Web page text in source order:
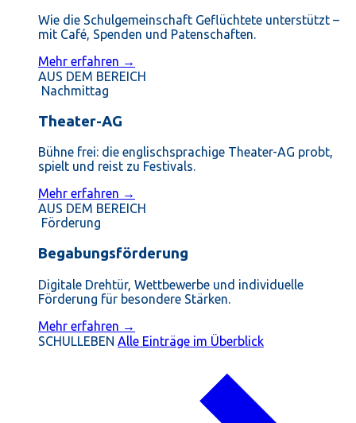
Wie die Schulgemeinschaft Geflüchtete unterstützt –
mit Café, Spenden und Patenschaften.
Mehr erfahren →
AUS DEM BEREICH
Nachmittag
Theater-AG
Bühne frei: die englischsprachige Theater-AG probt,
spielt und reist zu Festivals.
Mehr erfahren →
AUS DEM BEREICH
Förderung
Begabungsförderung
Digitale Drehtür, Wettbewerbe und individuelle
Förderung für besondere Stärken.
Mehr erfahren →
SCHULLEBEN Alle Einträge im Überblick